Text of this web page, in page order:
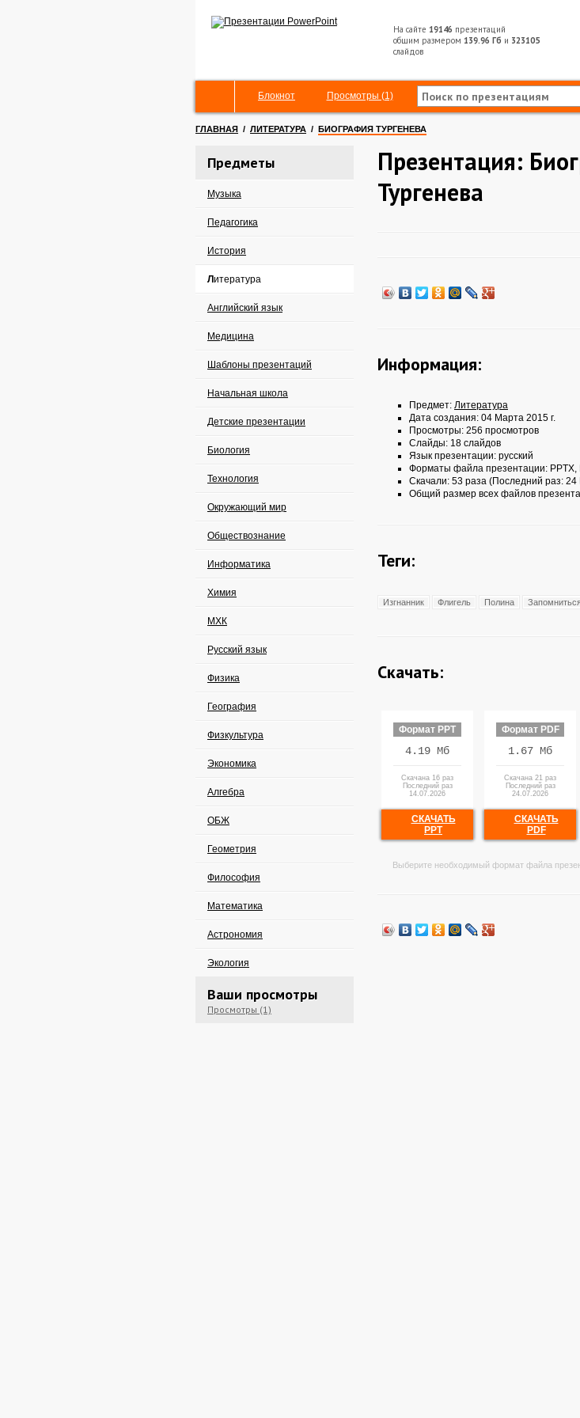
На сайте 19146 презентаций
общим размером 139.96 Гб и 323105
слайдов
Блокнот Просмотры (1)
ГЛАВНАЯ / ЛИТЕРАТУРА / БИОГРАФИЯ ТУРГЕНЕВА
Предметы
Музыка
Педагогика
История
Литература
Английский язык
Медицина
Шаблоны презентаций
Начальная школа
Детские презентации
Биология
Технология
Окружающий мир
Обществознание
Информатика
Химия
МХК
Русский язык
Физика
География
Физкультура
Экономика
Алгебра
ОБЖ
Геометрия
Философия
Математика
Астрономия
Экология
Ваши просмотры
Просмотры (1)
Презентация:
Тургенева
Информация:
Предмет: Литература
Дата создания: 04 Марта 2015 г.
Просмотры: 256 просмотров
Слайды: 18 слайдов
Язык презентации: русский
Форматы файла презентации: PPTX,
Скачали: 53 раза (Последний раз: 24
Общий размер всех файлов
Теги:
Изгнанник Флигель Полина
Скачать:
Формат PPT
4.19 Мб
Скачана 16 раз
Последний раз
14.07.2026
СКАЧАТЬ
PPT
Формат PDF
1.67 Мб
Скачана 21 раз
Последний раз
24.07.2026
СКАЧАТЬ
PDF
Выберите необходимый формат файла